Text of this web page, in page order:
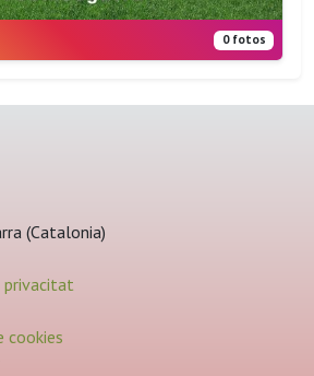
0 fotos
(Catalonia)
privacitat
cookies